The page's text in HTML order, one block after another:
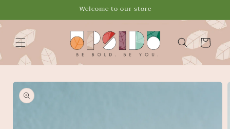
ai contenuti
Welcome to our store
Carrello
informazioni
sul
prodotto